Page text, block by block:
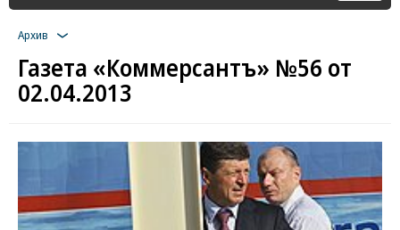
Архив
Газета «Коммерсантъ» №56 от
02.04.2013